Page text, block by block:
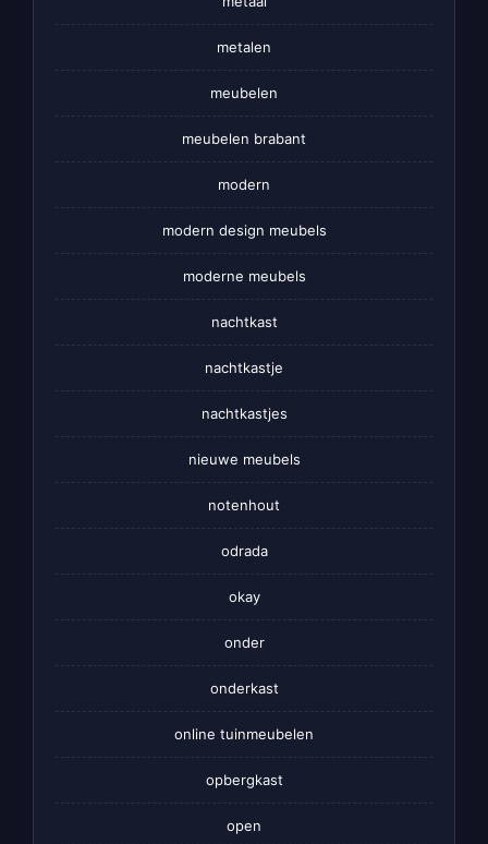
metalen
meubelen
meubelen brabant
modern
modern design meubels
moderne meubels
nachtkast
nachtkastje
nachtkastjes
nieuwe meubels
notenhout
odrada
okay
onder
onderkast
online tuinmeubelen
opbergkast
open